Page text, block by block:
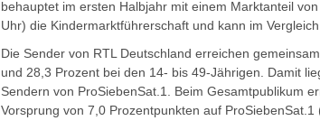
behauptet im ersten Halbjahr mit einem Marktanteil
Uhr) die Kindermarktführerschaft und kann im
Die Sender von RTL Deutschland erreichen
und 28,3 Prozent bei den 14- bis 49-Jährigen. Damit
Sendern von ProSiebenSat.1. Beim Gesamtpublikum
Vorsprung von 7,0 Prozentpunkten auf ProSiebenSat.1